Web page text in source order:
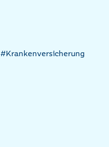
#Krankenversicherung